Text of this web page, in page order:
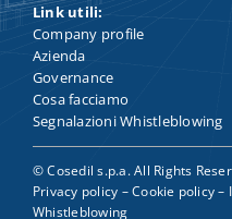
Link utili:
Company profile
Azienda
Governance
Cosa facciamo
Segnalazioni Whistleblowing
© Cosedil s.p.a. All Rights
Privacy policy –Cookie policy–
Whistleblowing